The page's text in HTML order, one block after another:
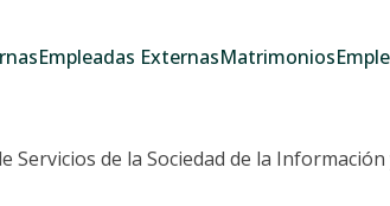
Empleadas ExternasMatrimonios
Servicios de la Sociedad de la